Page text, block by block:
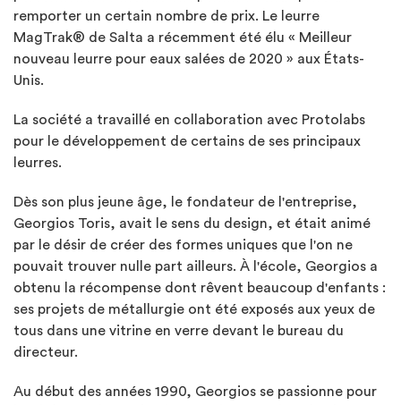
remporter un certain nombre de prix. Le leurre
MagTrak® de Salta a récemment été élu « Meilleur
nouveau leurre pour eaux salées de 2020 » aux États-
Unis.
La société a travaillé en collaboration avec Protolabs
pour le développement de certains de ses principaux
leurres.
Dès son plus jeune âge, le fondateur de l'entreprise,
Georgios Toris, avait le sens du design, et était animé
par le désir de créer des formes uniques que l'on ne
pouvait trouver nulle part ailleurs. À l'école, Georgios a
obtenu la récompense dont rêvent beaucoup d'enfants :
ses projets de métallurgie ont été exposés aux yeux de
tous dans une vitrine en verre devant le bureau du
directeur.
Au début des années 1990, Georgios se passionne pour